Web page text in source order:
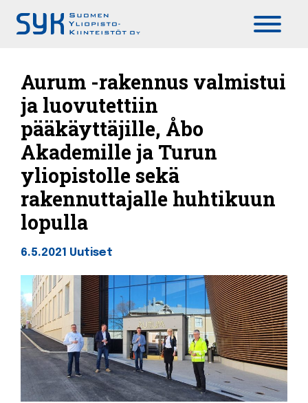
Aurum -rakennus valmistui
ja luovutettiin
pääkäyttäjille, Åbo
Akademille ja Turun
yliopistolle sekä
rakennuttajalle huhtikuun
lopulla
6.5.2021 Uutiset